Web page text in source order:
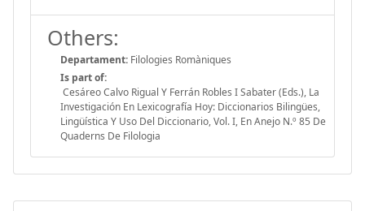
Others:
Departament: Filologies Romàniques
Is part of:
Cesáreo Calvo Rigual Y Ferrán Robles I Sabater (Eds.), La
Investigación En Lexicografía Hoy: Diccionarios Bilingües,
Lingüística Y Uso Del Diccionario, Vol. I, En Anejo N.º 85 De
Quaderns De Filologia